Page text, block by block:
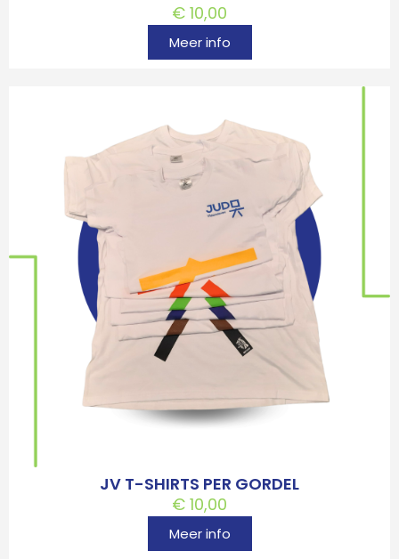
€ 10,00
Meer info
JV T-SHIRTS PER GORDEL
€ 10,00
Meer info